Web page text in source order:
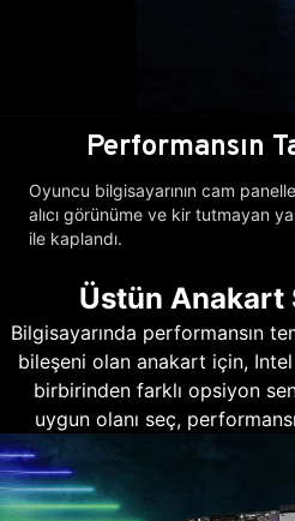
Performansın
Oyuncu bilgisayarının cam
alıcı görünüme ve kir tutmayan
ile kaplandı.
Üstün Anakart
Bilgisayarında performansın
bileşeni olan anakart için, Intel
birbirinden farklı opsiyon
uygun olanı seç,